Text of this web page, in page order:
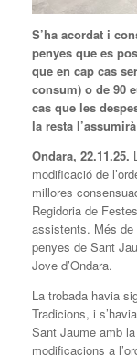
S’ha acordat i
penyes que es
que en cap cas
consum) o de 90
cas que les
la resta
Ondara, 22.11.25.
modificació de
millores
Regidoria de
assistents. Més de
penyes de Sant
Jove d’Ondara.
La trobada havia
Tradicions, i
Sant Jaume amb
modificacions a